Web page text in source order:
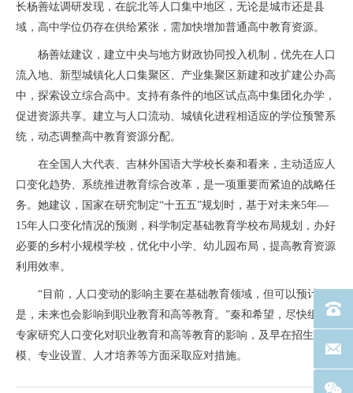
长杨善竑调研发现，在皖北等人口集中地区，无论是城市还是县
域，高中学位仍存在供给紧张，需加快增加普通高中教育资源。
杨善竑建议，建立中央与地方财政协同投入机制，优先在人口
流入地、新型城镇化人口集聚区、产业集聚区新建和改扩建公办高
中，探索设立综合高中。支持有条件的地区试点高中集团化办学，
促进资源共享。建立与人口流动、城镇化进程相适应的学位预警系
统，动态调整高中教育资源分配。
在全国人大代表、吉林外国语大学校长秦和看来，主动适应人
口变化趋势、系统推进教育综合改革，是一项重要而紧迫的战略任
务。她建议，国家在研究制定“十五五”规划时，基于对未来5年—
15年人口变化情况的预测，科学制定基础教育学校布局规划，办好
必要的乡村小规模学校，优化中小学、幼儿园布局，提高教育资源
利用效率。
“目前，人口变动的影响主要在基础教育领域，但可以预计的
是，未来也会影响到职业教育和高等教育。”秦和希望，尽快组织
专家研究人口变化对职业教育和高等教育的影响，及早在招生规
模、专业设置、人才培养等方面采取应对措施。
电话
联系